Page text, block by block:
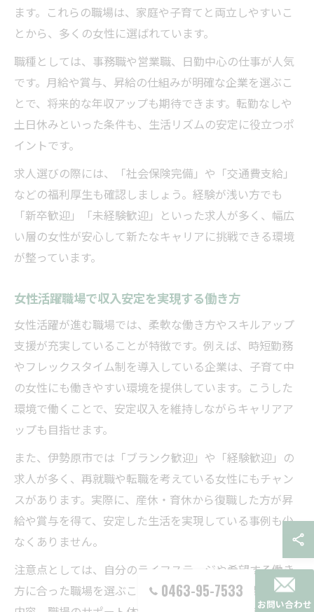
ます。これらの職場は、家庭や子育てと両立しやすいこ
とから、多くの女性に選ばれています。
職種としては、事務職や営業職、日勤中心の仕事が人気
です。月給や賞与、昇給の仕組みが明確な企業を選ぶこ
とで、将来的な年収アップも期待できます。転勤なしや
土日休みといった条件も、生活リズムの安定に役立つポ
イントです。
求人選びの際には、「社会保険完備」や「交通費支給」
などの福利厚生も確認しましょう。経験が浅い方でも
「新卒歓迎」「未経験歓迎」といった求人が多く、幅広
い層の女性が安心して新たなキャリアに挑戦できる環境
が整っています。
女性活躍職場で収入安定を実現する働き方
女性活躍が進む職場では、柔軟な働き方やスキルアップ
支援が充実していることが特徴です。例えば、時短勤務
やフレックスタイム制を導入している企業は、子育て中
の女性にも働きやすい環境を提供しています。こうした
環境で働くことで、安定収入を維持しながらキャリアア
ップも目指せます。
また、伊勢原市では「ブランク歓迎」や「経験歓迎」の
求人が多く、再就職や転職を考えている女性にもチャン
スがあります。実際に、産休・育休から復職した方が昇
給や賞与を得て、安定した生活を実現している事例も少
なくありません。
注意点としては、自分のライフステージや希望する働き
方に合った職場を選ぶことが重要です。勤務時間や仕事
0463-95-7533
お問い合わせ